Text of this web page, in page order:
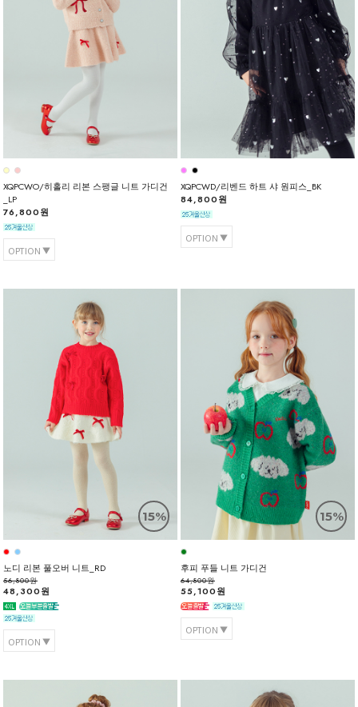
XQPCWO/히홀리 리본 스팽글 니트 가디건
_LP
76,800원
OPTION
XQPCWD/리벤드 하트 샤 원피스_BK
84,800원
OPTION
15%
노디 리본 풀오버 니트_RD
56,800원
48,300원
OPTION
15%
후피 푸들 니트 가디건
64,800원
55,100원
OPTION